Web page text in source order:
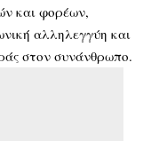
και φορέων,
αλληλεγγύη και
στον συνάνθρωπο.